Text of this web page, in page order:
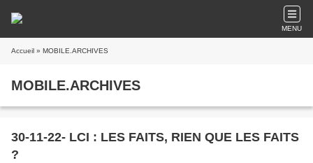
MENU
Accueil » MOBILE.ARCHIVES
MOBILE.ARCHIVES
30-11-22- LCI : LES FAITS, RIEN QUE LES FAITS
?